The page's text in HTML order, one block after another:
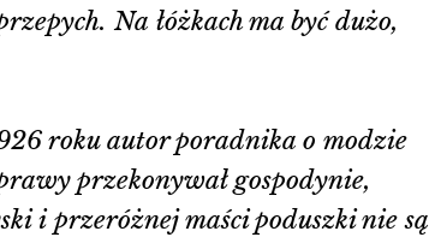
Na łóżkach ma być dużo,
roku autor poradnika o modzie
przekonywał gospodynie,
i przeróżnej maści poduszki nie są